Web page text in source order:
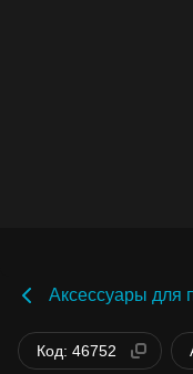
Аксессуары для
Код: 46752